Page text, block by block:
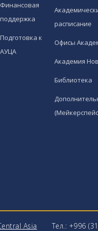
Финансовая
поддержка
Подготовка к
АУЦА
расписание
Офисы
Академия
Библиотека
Asia Тел.: +996